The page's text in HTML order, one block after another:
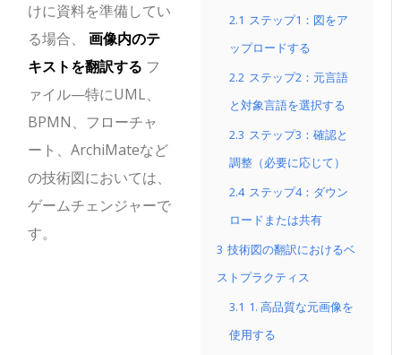
2.1 ステップ1：図をア
ップロードする
2.2 ステップ2：元言語
と対象言語を選択する
2.3 ステップ3：確認と
調整（必要に応じて）
2.4 ステップ4：ダウン
ロードまたは共有
3 技術図の翻訳におけるベ
ストプラクティス
3.1 1. 高品質な元画像を
使用する
けに資料を準備してい
る場合、画像内のテ
キストを翻訳する フ
ァイル—特にUML、
BPMN、フローチャ
ート、ArchiMateなど
の技術図においては、
ゲームチェンジャーで
す。